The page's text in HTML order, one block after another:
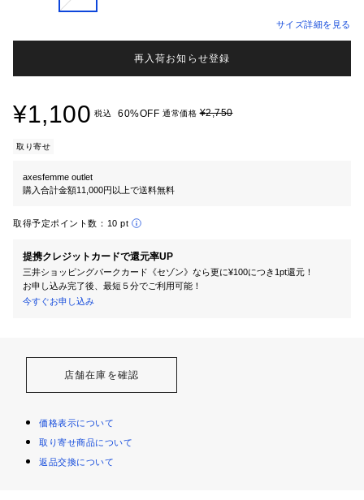
サイズ詳細を見る
再入荷お知らせ登録
¥1,100 税込 60%OFF 通常価格¥2,750
取り寄せ
axesfemme outlet
購入合計金額11,000円以上で送料無料
取得予定ポイント数： 10 pt
提携クレジットカードで還元率UP
三井ショッピングパークカード《セゾン》なら更に¥100につき1pt還元！
お申し込み完了後、最短５分でご利用可能！
今すぐお申し込み
店舗在庫を確認
価格表示について
取り寄せ商品について
返品交換について